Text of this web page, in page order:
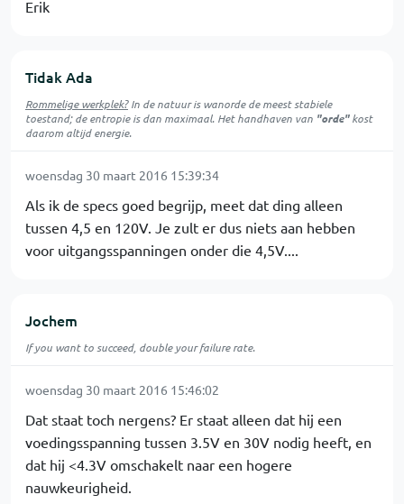
Erik
Tidak Ada
Rommelige werkplek?In de natuur iswanordede meest stabiele
toestand; de entropie is dan maximaal. Het handhaven van "orde"kost
daarom altijd energie.
woensdag 30 maart 2016 15:39:34
Als ik de specs goed begrijp, meet dat ding alleen
tussen 4,5 en 120V. Je zult er dus niets aan hebben
voor uitgangsspanningen onder die 4,5V....
Jochem
If you want to succeed, double your failure rate.
woensdag 30 maart 2016 15:46:02
Dat staat toch nergens? Er staat alleen dat hij een
voedingsspanning tussen 3.5V en 30V nodig heeft, en
dat hij <4.3V omschakelt naar een hogere
nauwkeurigheid.